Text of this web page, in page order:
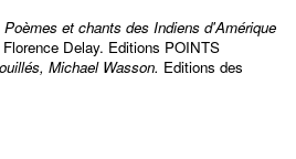
et chants des Indiens d'Amérique
Delay. Editions POINTS
Michael Wasson. Editions des